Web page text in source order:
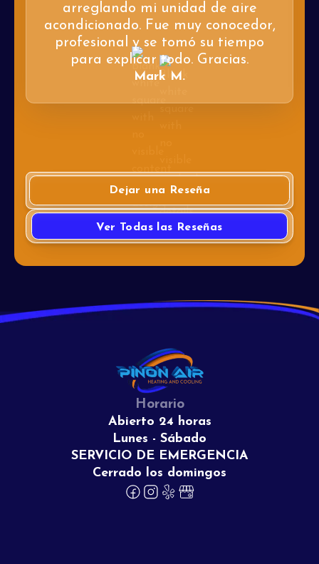
arreglando mi unidad de aire
acondicionado. Fue muy conocedor,
profesional y se tomó su tiempo
para explicar todo. Gracias.
Mark M.
Dejar una Reseña
Ver Todas las Reseñas
Horario
Abierto 24 horas
Lunes - Sábado
SERVICIO DE EMERGENCIA
Cerrado los domingos